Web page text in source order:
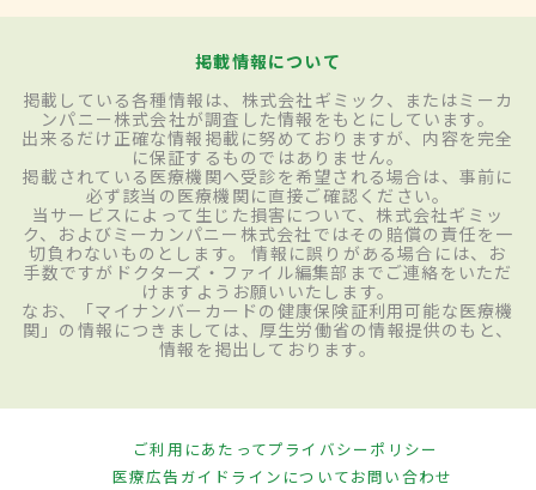
掲載情報について
掲載している各種情報は、株式会社ギミック、またはミーカ
ンパニー株式会社が調査した情報をもとにしています。
出来るだけ正確な情報掲載に努めておりますが、内容を完全
に保証するものではありません。
掲載されている医療機関へ受診を希望される場合は、事前に
必ず該当の医療機関に直接ご確認ください。
当サービスによって生じた損害について、株式会社ギミッ
ク、およびミーカンパニー株式会社ではその賠償の責任を一
切負わないものとします。 情報に誤りがある場合には、お
手数ですがドクターズ・ファイル編集部までご連絡をいただ
けますようお願いいたします。
なお、「マイナンバーカードの健康保険証利用可能な医療機
関」の情報につきましては、厚生労働省の情報提供のもと、
情報を掲出しております。
ご利用にあたってプライバシーポリシー
医療広告ガイドラインについてお問い合わせ